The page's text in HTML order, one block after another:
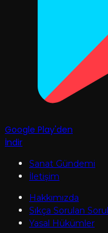
Google Play'den
İndir
Sanat Gündemi
İletişim
Hakkımızda
Sıkça Sorulan
Yasal Hükümler